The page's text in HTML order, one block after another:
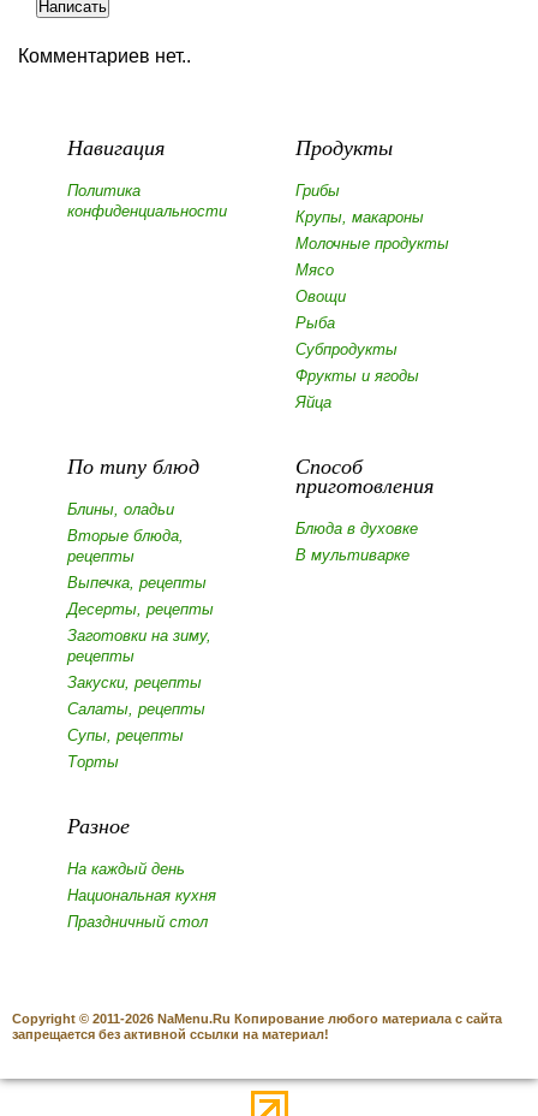
Комментариев нет..
Навигация
Политика
конфиденциальности
Продукты
Грибы
Крупы, макароны
Молочные продукты
Мясо
Овощи
Рыба
Субпродукты
Фрукты и ягоды
Яйца
По типу блюд
Блины, оладьи
Вторые блюда,
рецепты
Выпечка, рецепты
Десерты, рецепты
Заготовки на зиму,
рецепты
Закуски, рецепты
Салаты, рецепты
Супы, рецепты
Торты
Способ
приготовления
Блюда в духовке
В мультиварке
Разное
На каждый день
Национальная кухня
Праздничный стол
Copyright © 2011-2026 NaMenu.Ru Копирование любого материала с сайта
запрещается без активной ссылки на материал!